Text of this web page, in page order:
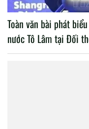
Toàn văn bài phát
nước Tô Lâm tại Đối